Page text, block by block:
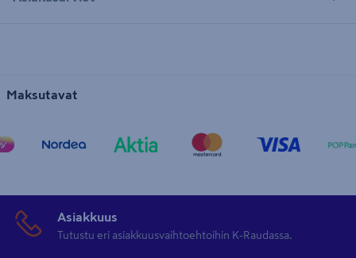
Maksutavat
Asiakkuus
Tutustu eri asiakkuusvaihtoehtoihin K-Raudassa.